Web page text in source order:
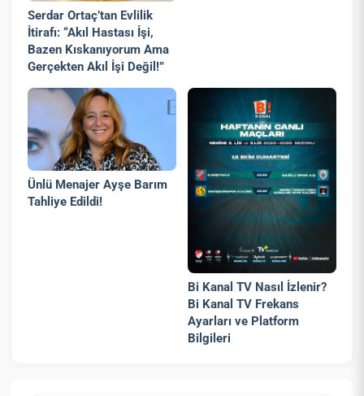
Serdar Ortaç’tan Evlilik
İtirafı: “Akıl Hastası İşi,
Bazen Kıskanıyorum Ama
Gerçekten Akıl İşi Değil!”
Ünlü Menajer Ayşe Barım
Tahliye Edildi!
Bi Kanal TV Nasıl İzlenir?
Bi Kanal TV Frekans
Ayarları ve Platform
Bilgileri